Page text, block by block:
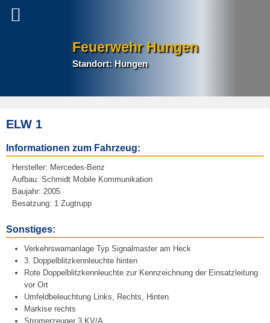
Feuerwehr Hungen
Standort: Hungen
ELW 1
r
t
Informationen zum Fahrzeug:
Hersteller: Mercedes-Benz
Aufbau: Schmidt Mobile Kommunikation
Baujahr: 2005
Besatzung: 1 Zugtrupp
Sonstiges:
Verkehrswarnanlage Typ Signalmaster am Heck
3. Doppelblitzkennleuchte hinten
Rote Doppelblitzkennleuchte zur Kennzeichnung der Einsatzleitung
vor Ort
Umfeldbeleuchtung Links, Rechts, Hinten
Markise rechts
Stromerzeuger 3 KV/A